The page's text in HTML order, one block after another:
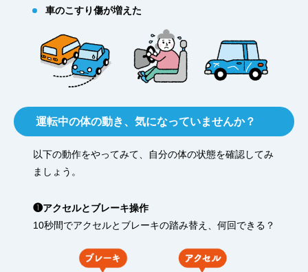
車のこすり傷が増えた
運転中の体の動き、気になっていませんか？
以下の動作をやってみて、自分の体の状態を確認してみ
ましょう。
❶アクセルとブレーキ操作
10秒間でアクセルとブレーキの踏み替え、何回できる？